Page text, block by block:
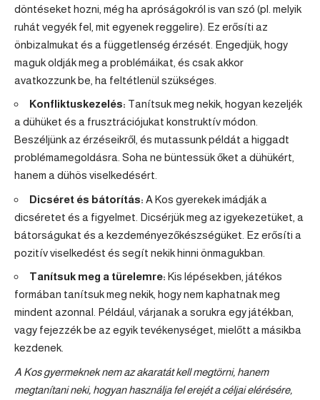
döntéseket hozni, még ha apróságokról is van szó (pl. melyik
ruhát vegyék fel, mit egyenek reggelire). Ez erősíti az
önbizalmukat és a függetlenség érzését. Engedjük, hogy
maguk oldják meg a problémáikat, és csak akkor
avatkozzunk be, ha feltétlenül szükséges.
Konfliktuskezelés: Tanítsuk meg nekik, hogyan kezeljék
a dühüket és a frusztrációjukat konstruktív módon.
Beszéljünk az érzéseikről, és mutassunk példát a higgadt
problémamegoldásra. Soha ne büntessük őket a dühükért,
hanem a dühös viselkedésért.
Dicséret és bátorítás: A Kos gyerekek imádják a
dicséretet és a figyelmet. Dicsérjük meg az igyekezetüket, a
bátorságukat és a kezdeményezőkészségüket. Ez erősíti a
pozitív viselkedést és segít nekik hinni önmagukban.
Tanítsuk meg a türelemre: Kis lépésekben, játékos
formában tanítsuk meg nekik, hogy nem kaphatnak meg
mindent azonnal. Például, várjanak a sorukra egy játékban,
vagy fejezzék be az egyik tevékenységet, mielőtt a másikba
kezdenek.
A Kos gyermeknek nem az akaratát kell megtörni, hanem
megtanítani neki, hogyan használja fel erejét a céljai elérésére,